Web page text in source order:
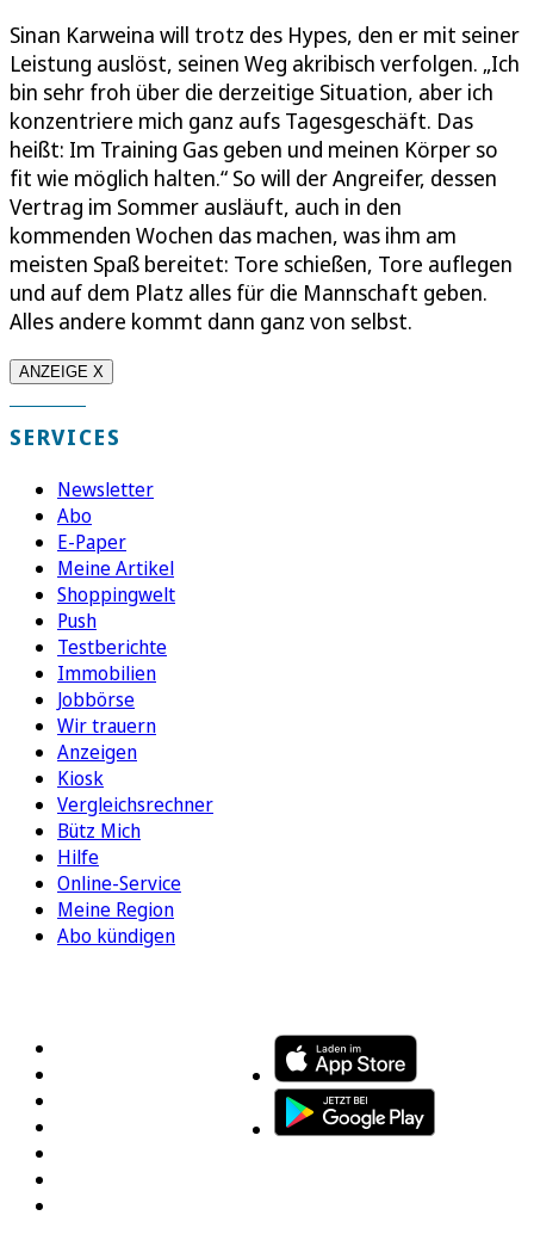
Sinan Karweina will trotz des Hypes, den er mit seiner
Leistung auslöst, seinen Weg akribisch verfolgen. „Ich
bin sehr froh über die derzeitige Situation, aber ich
konzentriere mich ganz aufs Tagesgeschäft. Das
heißt: Im Training Gas geben und meinen Körper so
fit wie möglich halten.“ So will der Angreifer, dessen
Vertrag im Sommer ausläuft, auch in den
kommenden Wochen das machen, was ihm am
meisten Spaß bereitet: Tore schießen, Tore auflegen
und auf dem Platz alles für die Mannschaft geben.
Alles andere kommt dann ganz von selbst.
ANZEIGE X
SERVICES
Newsletter
Abo
E-Paper
Meine Artikel
Shoppingwelt
Push
Testberichte
Immobilien
Jobbörse
Wir trauern
Anzeigen
Kiosk
Vergleichsrechner
Bütz Mich
Hilfe
Online-Service
Meine Region
Abo kündigen